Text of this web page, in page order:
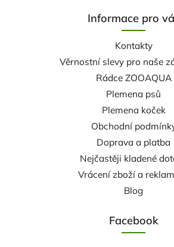
Informace pro
Kontakty
Věrnostní slevy pro naše
Rádce ZOOAQUA
Plemena psů
Plemena koček
Obchodní
Doprava a platba
Nejčastěji kladené
Vrácení zboží a
Blog
Facebook